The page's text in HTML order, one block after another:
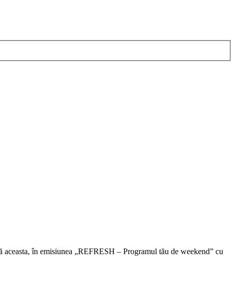
în emisiunea „REFRESH – Programul tău de weekend” cu